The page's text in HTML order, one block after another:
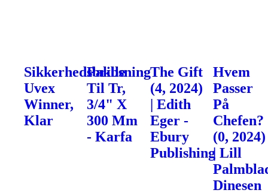
Sikkerhedsbrille
Uvex
Winner,
Klar
Pakbsning
Til Tr,
3/4" X
300 Mm
- Karfa
The Gift
(4, 2024)
| Edith
Eger -
Ebury
Publishing
Hvem
Passer
På
Chefen?
(0, 2024)
| Lill
Dinesen